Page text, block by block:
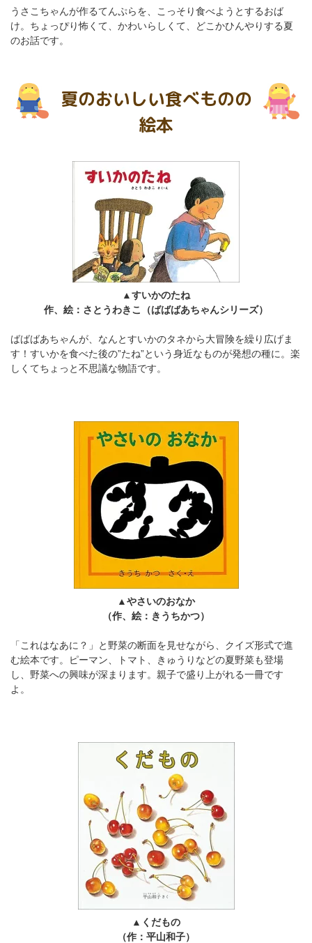
うさこちゃんが作るてんぷらを、こっそり食べようとするおば
け。ちょっぴり怖くて、かわいらしくて、どこかひんやりする夏
のお話です。
夏のおいしい食べものの
絵本
▲すいかのたね
作、絵：さとうわきこ（ばばばあちゃんシリーズ）
ばばばあちゃんが、なんとすいかのタネから大冒険を繰り広げま
す！すいかを食べた後の”たね”という身近なものが発想の種に。楽
しくてちょっと不思議な物語です。
▲やさいのおなか
（作、絵：きうちかつ）
「これはなあに？」と野菜の断面を見せながら、クイズ形式で進
む絵本です。ピーマン、トマト、きゅうりなどの夏野菜も登場
し、野菜への興味が深まります。親子で盛り上がれる一冊です
よ。
▲くだもの
（作：平山和子）